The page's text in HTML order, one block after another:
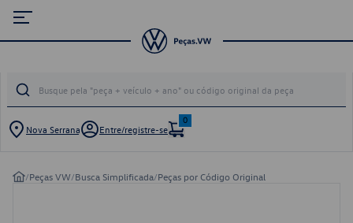
Nova Serrana Entre/registre-se
0
/Peças VW/Busca Simplificada/Peças por Código Original